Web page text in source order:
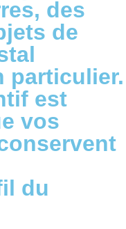
des
de
particulier.
est
vos
du